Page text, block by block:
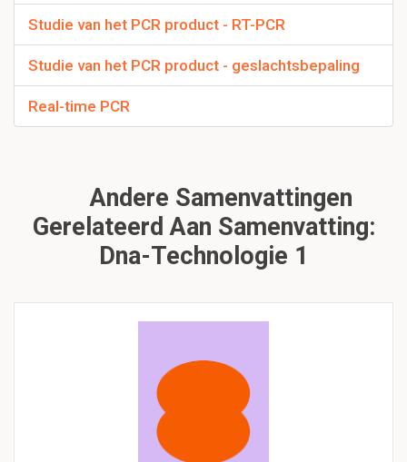
Studie van het PCR product - RT-PCR
Studie van het PCR product - geslachtsbepaling
Real-time PCR
Andere Samenvattingen
Gerelateerd Aan Samenvatting:
Dna-Technologie 1